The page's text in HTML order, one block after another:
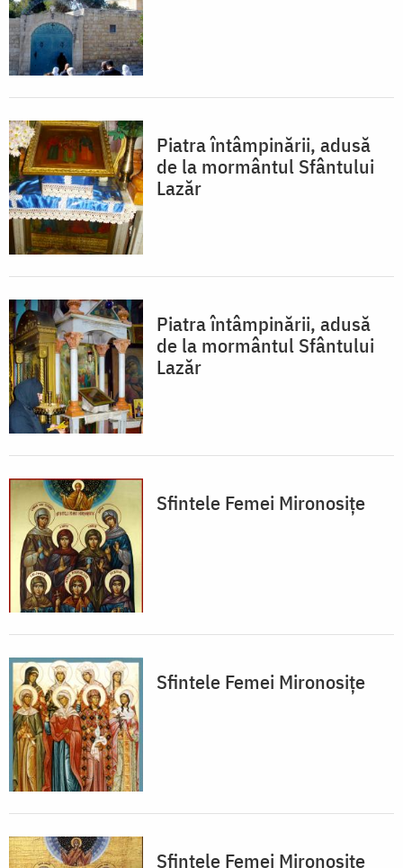
Piatra întâmpinării, adusă
de la mormântul Sfântului
Lazăr
Piatra întâmpinării, adusă
de la mormântul Sfântului
Lazăr
Sfintele Femei Mironosițe
Sfintele Femei Mironosițe
Sfintele Femei Mironosițe